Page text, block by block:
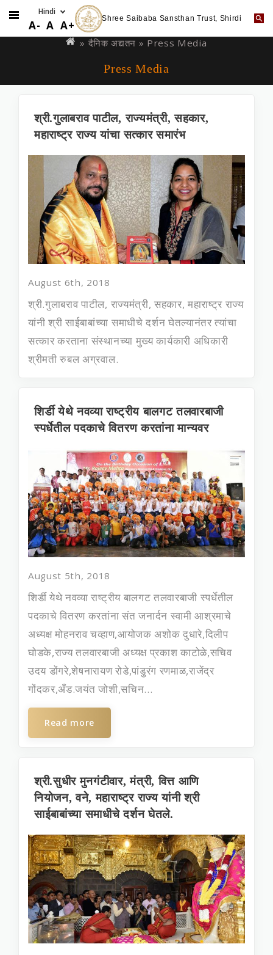
to
A- A A+ Shree Saibaba Sansthan Trust, Shirdi
are
» दैनिक अद्यतन » Press Media
Press Media
श्री.गुलाबराव पाटील, राज्यमंत्री, सहकार,
महाराष्ट्र राज्‍य यांचा सत्कार समारंभ
August 6th, 2018
श्री.गुलाबराव पाटील, राज्यमंत्री, सहकार, महाराष्ट्र राज्‍य
यांनी श्री साईबाबांच्या समाधीचे दर्शन घेतल्‍यानंतर त्यांचा
सत्कार करताना संस्‍थानच्‍या मुख्‍य कार्यकारी अधिकारी
श्रीमती रुबल अग्रवाल.
शिर्डी येथे नवव्या राष्ट्रीय बालगट तलवारबाजी
स्पर्धेतील पदकाचे वितरण करतांना मान्यवर
August 5th, 2018
शिर्डी येथे नवव्या राष्ट्रीय बालगट तलवारबाजी स्पर्धेतील
पदकाचे वितरण करतांना संत जनार्दन स्वामी आश्रमाचे
अध्यक्ष मोहनराव चव्हाण,आयोजक अशोक दुधारे,दिलीप
घोडके,राज्य तलवारबाजी अध्यक्ष प्रकाश काटोळे,सचिव
उदय डोंगरे,शेषनारायण रोडे,पांडुरंग रणमाळ,राजेंद्र
गोंदकर,अँड.जयंत जोशी,सचिन...
Read more
श्री.सुधीर मुनगंटीवार, मंत्री, वित्त आणि
नियोजन, वने, महाराष्‍ट्र राज्‍य यांनी श्री
साईबाबांच्या समाधीचे दर्शन घेतले.